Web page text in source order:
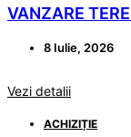
VANZARE
8 Iulie, 2026
Vezi detalii
ACHIZIȚIE